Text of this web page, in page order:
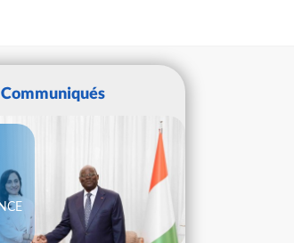
Communiqués